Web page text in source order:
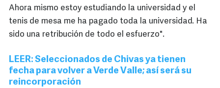
Ahora mismo estoy estudiando la universidad y el
tenis de mesa me ha pagado toda la universidad. Ha
sido una retribución de todo el esfuerzo".
LEER: Seleccionados de Chivas ya tienen
fecha para volver a Verde Valle; así será su
reincorporación